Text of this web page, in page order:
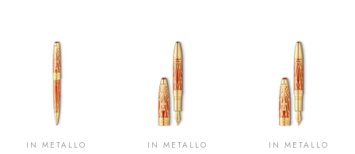
IN METALLO IN METALLO IN METALLO